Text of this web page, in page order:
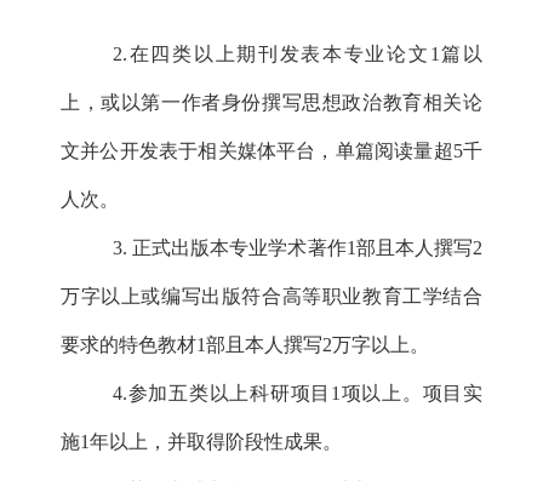
2.在四类以上期刊发表本专业论文1篇以
上，或以第一作者身份撰写思想政治教育相关论
文并公开发表于相关媒体平台，单篇阅读量超5千
人次。
3. 正式出版本专业学术著作1部且本人撰写2
万字以上或编写出版符合高等职业教育工学结合
要求的特色教材1部且本人撰写2万字以上。
4.参加五类以上科研项目1项以上。项目实
施1年以上，并取得阶段性成果。